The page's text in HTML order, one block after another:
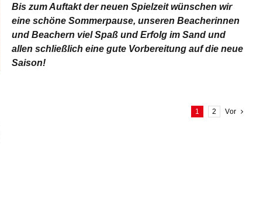
Bis zum Auftakt der neuen Spielzeit wünschen wir
eine schöne Sommerpause, unseren Beacherinnen
und Beachern viel Spaß und Erfolg im Sand und
allen schließlich eine gute Vorbereitung auf die neue
Saison!
1 2 Vor